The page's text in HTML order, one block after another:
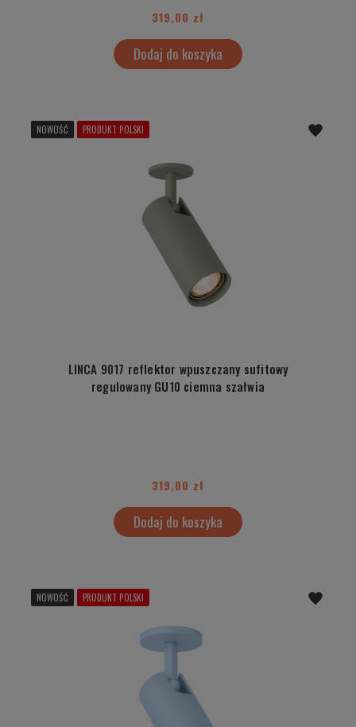
319,00 zł
Dodaj do koszyka
LINCA 9017 reflektor wpuszczany sufitowy
regulowany GU10 ciemna szałwia
319,00 zł
Dodaj do koszyka
NOWOŚĆ PRODUKT POLSKI
NOWOŚĆ PRODUKT POLSKI